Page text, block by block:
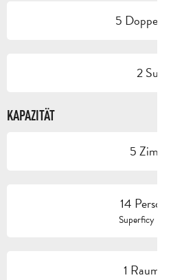
5 Doppelbetten
2 Suite
KAPAZITÄT
5 Zimmer
14 Person(en)
Superficy : 150 m
1 Raum/Saal